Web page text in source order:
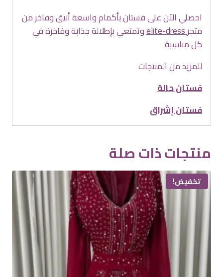
احصلي الآن على فستان بأكمام واسعة أنيق وفاخر من
متجرelite-dressوتمتعي بإطلالة جذابة وفاخرة في
كل مناسبة
للمزيد من المنتجات
فستان حالة
فستان إشراق
منتجات ذات صلة
تخفيض!